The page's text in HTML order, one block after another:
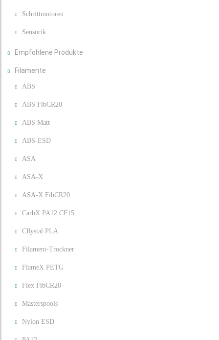
Schrittmotoren
Sensorik
Empfohlene Produkte
Filamente
ABS
ABS FibCR20
ABS Matt
ABS-ESD
ASA
ASA-X
ASA-X FibCR20
CarbX PA12 CF15
CRystal PLA
Filament-Trockner
FlameX PETG
Flex FibCR20
Masterspools
Nylon ESD